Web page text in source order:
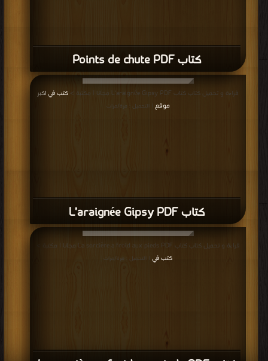
كتاب Points de chute PDF
كتاب L’araignée Gipsy PDF
قراءة و تحميل كتاب كتاب L’araignée Gipsy PDF مجانا | مكتبة >
كتب في اكبر
موقع
| التحميل : مرة/مرات
قراءة و تحميل كتاب كتاب La sorcière a froid aux pieds PDF مجانا | مكتبة >
كتب في
| التحميل : مرة/مرات